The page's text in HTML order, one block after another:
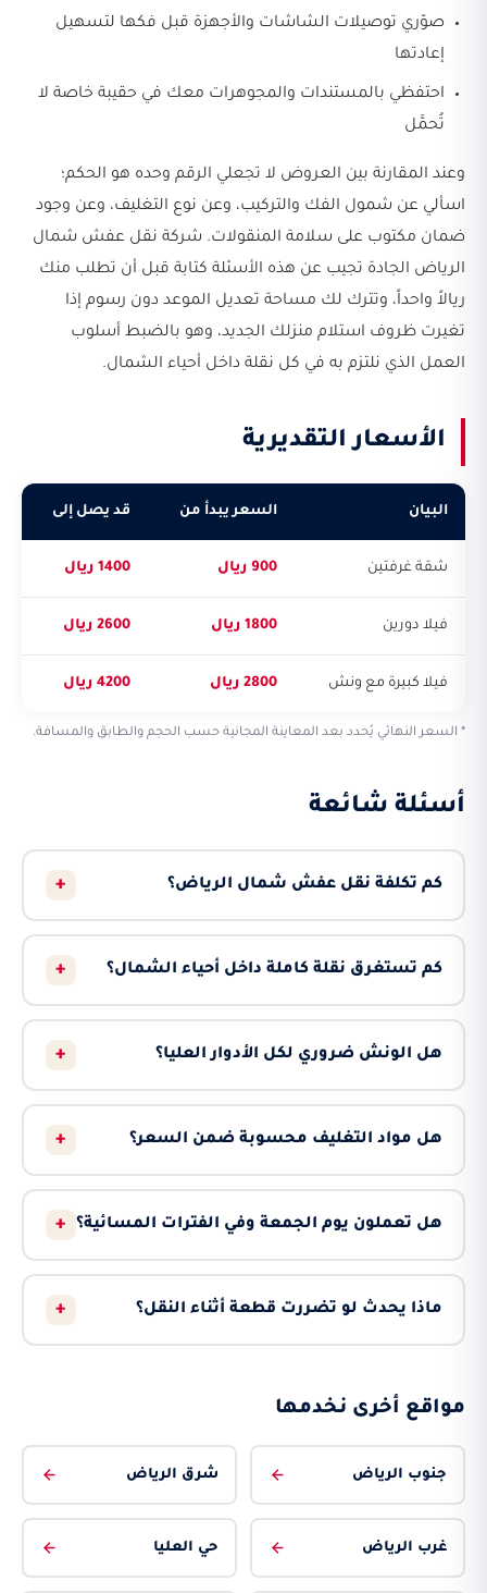
صوّري توصيلات الشاشات والأجهزة قبل فكها لتسهيل
إعادتها
احتفظي بالمستندات والمجوهرات معك في حقيبة خاصة لا
تُحمَّل
وعند المقارنة بين العروض لا تجعلي الرقم وحده هو الحكم؛
اسألي عن شمول الفك والتركيب، وعن نوع التغليف، وعن وجود
ضمان مكتوب على سلامة المنقولات. شركة نقل عفش شمال
الرياض الجادة تجيب عن هذه الأسئلة كتابة قبل أن تطلب منك
ريالاً واحداً، وتترك لك مساحة تعديل الموعد دون رسوم إذا
تغيرت ظروف استلام منزلك الجديد، وهو بالضبط أسلوب
العمل الذي نلتزم به في كل نقلة داخل أحياء الشمال.
الأسعار التقديرية
البيان السعر يبدأ من قد يصل إلى
شقة غرفتين 900 ريال 1400 ريال
فيلا دورين 1800 ريال 2600 ريال
فيلا كبيرة مع ونش 2800 ريال 4200 ريال
* السعر النهائي يُحدد بعد المعاينة المجانية حسب الحجم والطابق والمسافة.
أسئلة شائعة
كم تكلفة نقل عفش شمال الرياض؟ +
كم تستغرق نقلة كاملة داخل أحياء الشمال؟ +
هل الونش ضروري لكل الأدوار العليا؟ +
هل مواد التغليف محسوبة ضمن السعر؟ +
هل تعملون يوم الجمعة وفي الفترات المسائية؟ +
ماذا يحدث لو تضررت قطعة أثناء النقل؟ +
مواقع أخرى نخدمها
جنوب الرياض شرق الرياض
غرب الرياض حي العليا